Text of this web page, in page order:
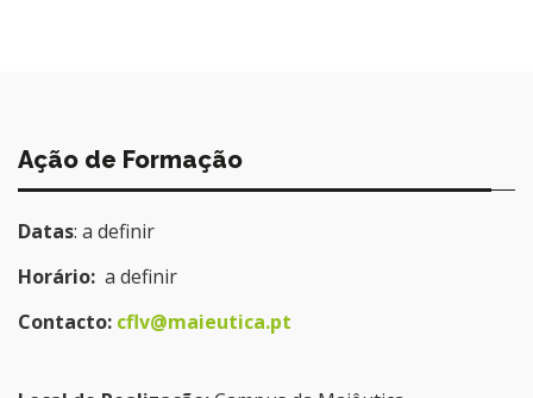
Ação de Formação
Datas: a definir
Horário: a definir
Contacto: cflv@maieutica.pt